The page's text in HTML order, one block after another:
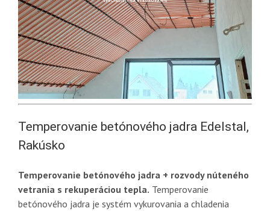
Temperovanie betónového jadra Edelstal,
Rakúsko
Temperovanie betónového jadra + rozvody núteného
vetrania s rekuperáciou tepla. Temperovanie
betónového jadra je systém vykurovania a chladenia